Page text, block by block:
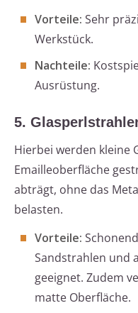
Vorteile: Sehr
Werkstück.
Nachteile:
Ausrüstung.
5.
Hierbei werden kleine
Emailleoberfläche
abträgt, ohne das
belasten.
Vorteile:
Sandstrahlen und
geeignet. Zudem
matte Oberfläche.